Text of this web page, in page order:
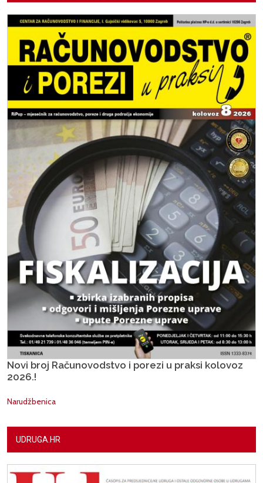
Novi broj Računovodstvo i porezi u praksi kolovoz
2026.!
Narudžbenica
UDRUGA.HR